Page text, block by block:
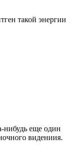
такой энергии
нибудь еще один
видениия.